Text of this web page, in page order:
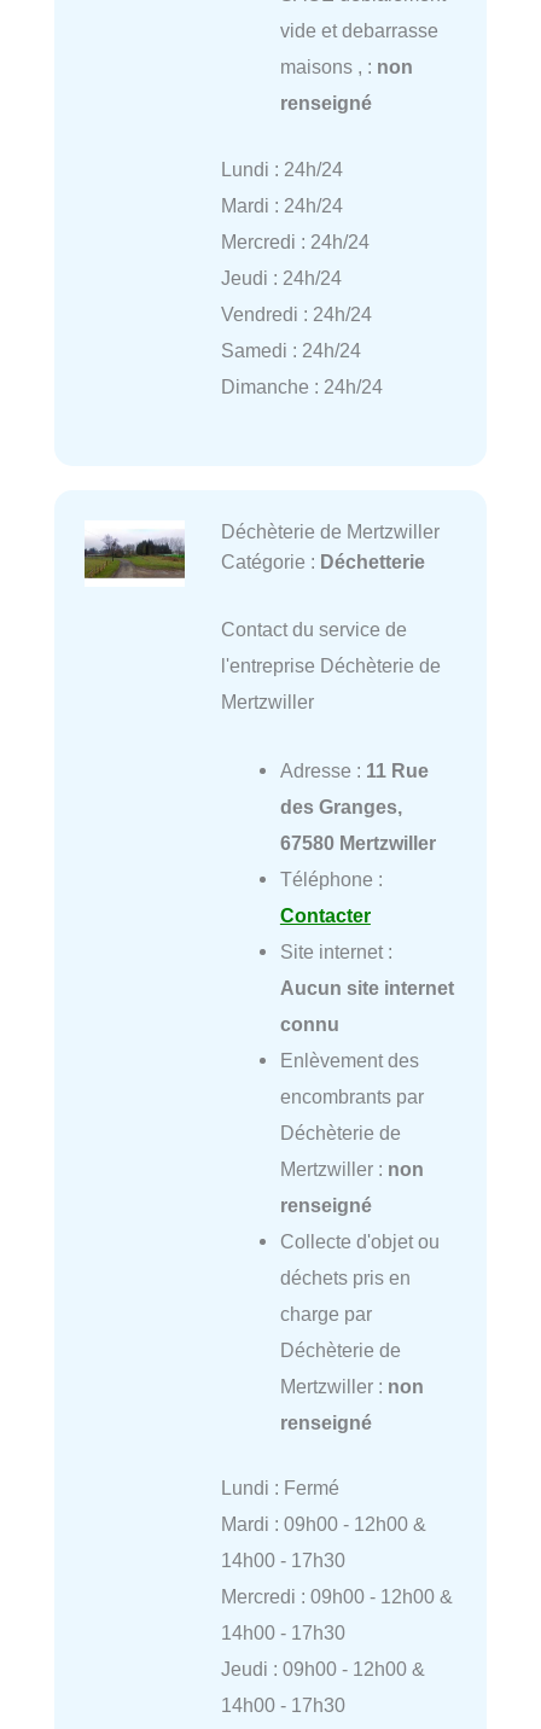
vide et debarrasse
maisons , : non
renseigné
Lundi : 24h/24
Mardi : 24h/24
Mercredi : 24h/24
Jeudi : 24h/24
Vendredi : 24h/24
Samedi : 24h/24
Dimanche : 24h/24
Déchèterie de Mertzwiller
Catégorie : Déchetterie
Contact du service de
l'entreprise Déchèterie de
Mertzwiller
Adresse : 11 Rue
des Granges,
67580 Mertzwiller
Téléphone :
Contacter
Site internet :
Aucun site internet
connu
Enlèvement des
encombrants par
Déchèterie de
Mertzwiller : non
renseigné
Collecte d'objet ou
déchets pris en
charge par
Déchèterie de
Mertzwiller : non
renseigné
Lundi : Fermé
Mardi : 09h00 - 12h00 &
14h00 - 17h30
Mercredi : 09h00 - 12h00 &
14h00 - 17h30
Jeudi : 09h00 - 12h00 &
14h00 - 17h30